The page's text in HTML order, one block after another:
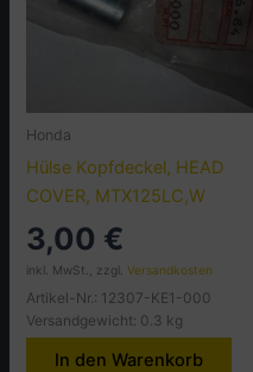
Honda
Hülse Kopfdeckel, HEAD
COVER, MTX125LC,W
3,00 €
inkl. MwSt., zzgl.Versandkosten
Artikel-Nr.: 12307-KE1-000
Versandgewicht: 0.3 kg
In den Warenkorb